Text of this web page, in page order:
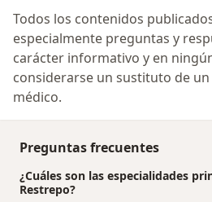
Todos los contenidos
especialmente preguntas y
carácter informativo y en
considerarse un sustituto de
médico.
Preguntas frecuentes
¿Cuáles son las especialidades
Restrepo?